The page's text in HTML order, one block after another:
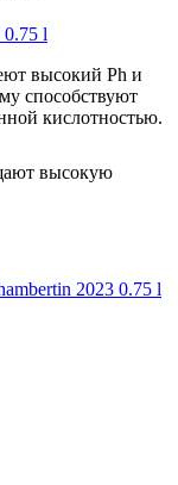
высокий Ph и
способствуют
кислотностью.
высокую
2023 0.75 l